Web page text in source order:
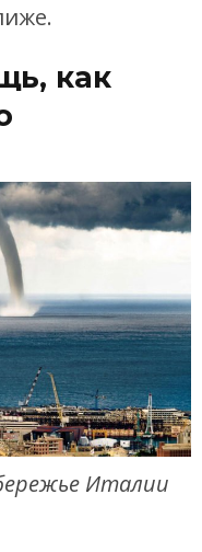
как
Италии